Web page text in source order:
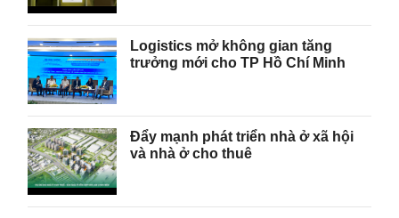
Logistics mở không gian tăng
trưởng mới cho TP Hồ Chí Minh
Đẩy mạnh phát triển nhà ở xã hội
và nhà ở cho thuê